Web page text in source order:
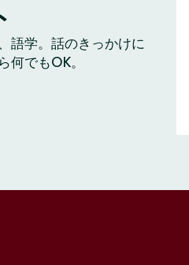
語学。話のきっかけに
何でもOK。